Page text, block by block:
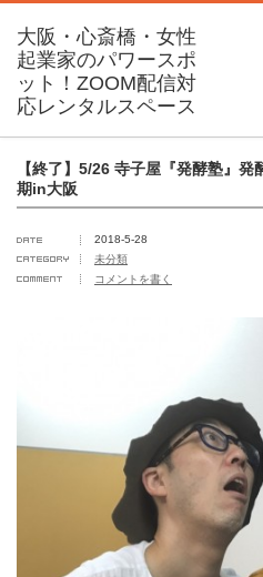
【終了】5/26 寺子屋『発酵塾』
期in大阪
2018-5-28
未分類
コメントを書く